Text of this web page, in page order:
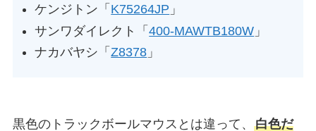
ケンジトン「 K75264JP 」
サンワダイレクト「400-MAWTB180W 」
ナカバヤシ「Z8378 」
黒色のトラックボールマウスとは違って、 白色だ